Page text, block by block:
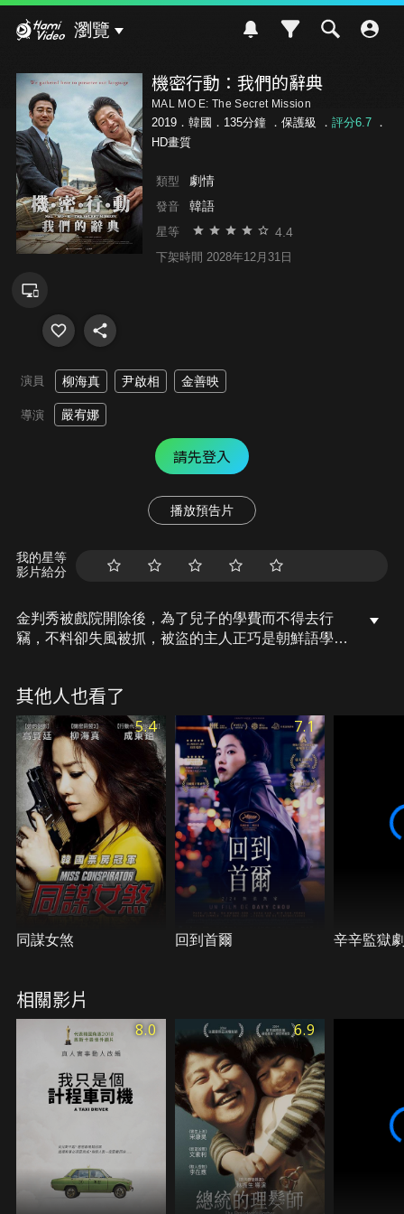
瀏覽
機密行動：我們的辭典
MAL MO E: The Secret Mission
2019．韓國．135分鐘 ． 保護級 ． 評分6.7．
HD畫質
類型 劇情
發音 韓語
星等 4.4
下架時間 2028年12月31日
演員 柳海真 尹啟相 金善映
導演 嚴宥娜
請先登入
播放預告片
我的星等
影片給分
金判秀被戲院開除後，為了兒子的學費而不得去行
竊，不料卻失風被抓，被盜的主人正巧是朝鮮語學會
時間中，必須在日本帝國高壓的監視下完成屬於朝鮮
的字典……。
其他人也看了
5.4
同謀女煞
7.1
回到首爾 辛辛監獄
相關影片
8.0 6.9